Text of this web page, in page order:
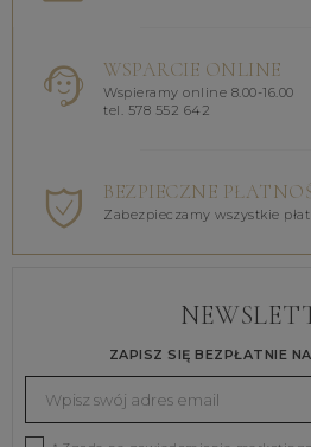
WSPARCIE ONLINE
Wspieramy online 8.00-16.00
tel. 578 552 642
BEZPIECZNE
Zabezpieczamy wszystkie
ZAPISZ SIĘ BEZPŁATNIE